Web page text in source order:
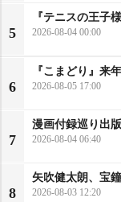
5
『テニスの王子
2026-08-04 00:00
6
『こまどり』来
2026-08-05 17:00
7
漫画付録巡り出
2026-08-04 06:40
8
矢吹健太朗、宝
2026-08-03 12:20